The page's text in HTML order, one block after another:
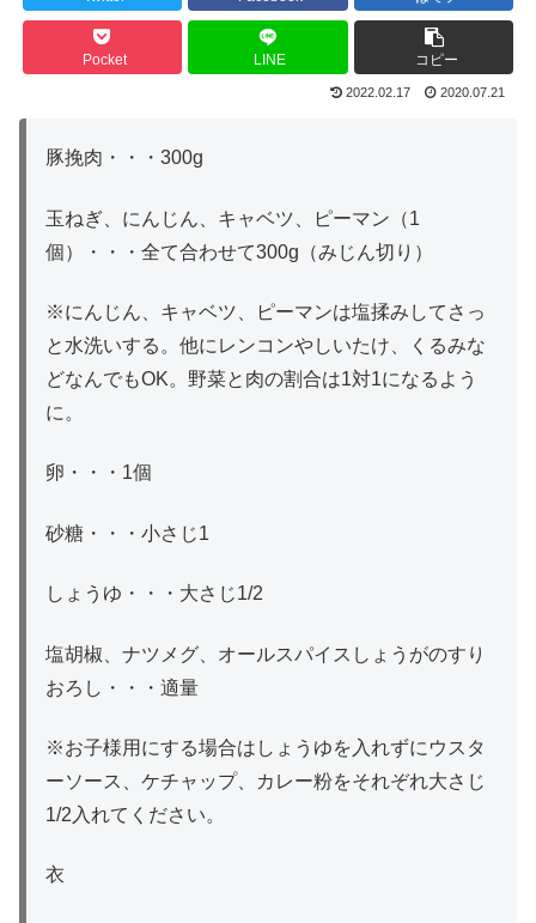
Pocket LINE コピー
2022.02.17 2020.07.21
豚挽肉・・・300g
玉ねぎ、にんじん、キャベツ、ピーマン（1
個）・・・全て合わせて300g（みじん切り）
※にんじん、キャベツ、ピーマンは塩揉みしてさっ
と水洗いする。他にレンコンやしいたけ、くるみな
どなんでもOK。野菜と肉の割合は1対1になるよう
に。
卵・・・1個
砂糖・・・小さじ1
しょうゆ・・・大さじ1/2
塩胡椒、ナツメグ、オールスパイスしょうがのすり
おろし・・・適量
※お子様用にする場合はしょうゆを入れずにウスタ
ーソース、ケチャップ、カレー粉をそれぞれ大さじ
1/2入れてください。
衣